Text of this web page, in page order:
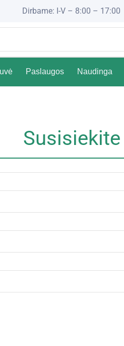
Dirbame: I-V – 8:00 – 17:00
Paslaugos Naudinga
Susisiekite